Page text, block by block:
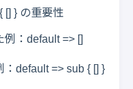
[] } の重要性
例：default => []
：default => sub { [] }